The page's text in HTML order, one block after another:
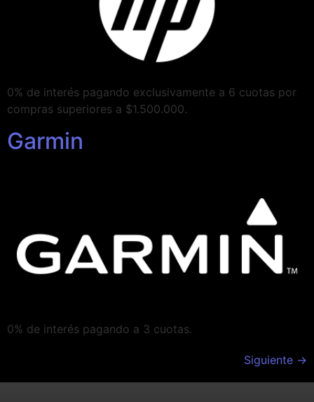
0% de interés pagando exclusivamente a 6 cuotas por
compras superiores a $1.500.000.
Garmin
0% de interés pagando a 3 cuotas.
Siguiente →